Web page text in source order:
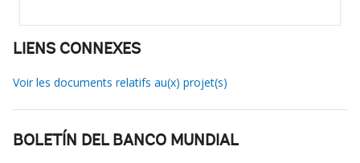
LIENS CONNEXES
Voir les documents relatifs au(x) projet(s)
BOLETÍN DEL BANCO MUNDIAL